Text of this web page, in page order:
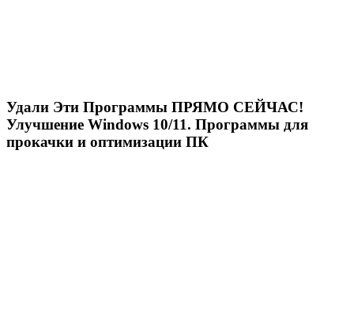
Удали Эти Программы ПРЯМО СЕЙЧАС!
Улучшение Windows 10/11. Программы для
прокачки и оптимизации ПК